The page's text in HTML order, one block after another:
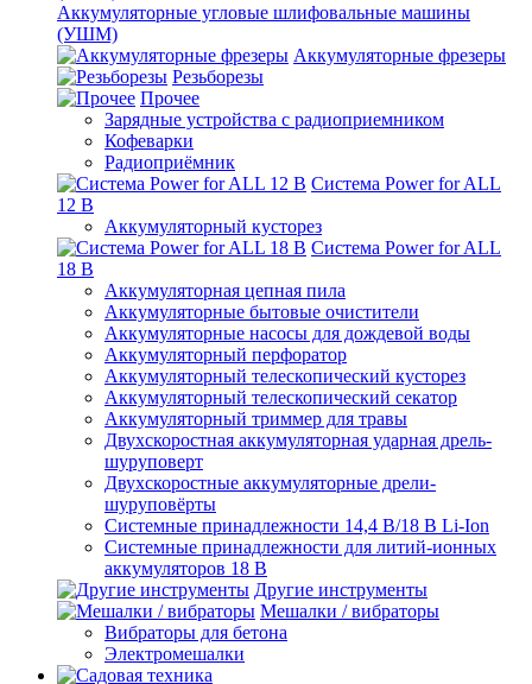
Аккумуляторные угловые шлифовальные машины
(УШМ)
Аккумуляторные фрезеры
Резьборезы
Прочее
Зарядные устройства с радиоприемником
Кофеварки
Радиоприёмник
Система Power for ALL
12 В
Аккумуляторный кусторез
Система Power for ALL
18 В
Аккумуляторная цепная пила
Аккумуляторные бытовые очистители
Аккумуляторные насосы для дождевой воды
Аккумуляторный перфоратор
Аккумуляторный телескопический кусторез
Аккумуляторный телескопический секатор
Аккумуляторный триммер для травы
Двухскоростная аккумуляторная ударная дрель-
шуруповерт
Двухскоростные аккумуляторные дрели-
шуруповёрты
Системные принадлежности 14,4 В/18 В Li-Ion
Системные принадлежности для литий-ионных
аккумуляторов 18 В
Другие инструменты
Мешалки / вибраторы
Вибраторы для бетона
Электромешалки